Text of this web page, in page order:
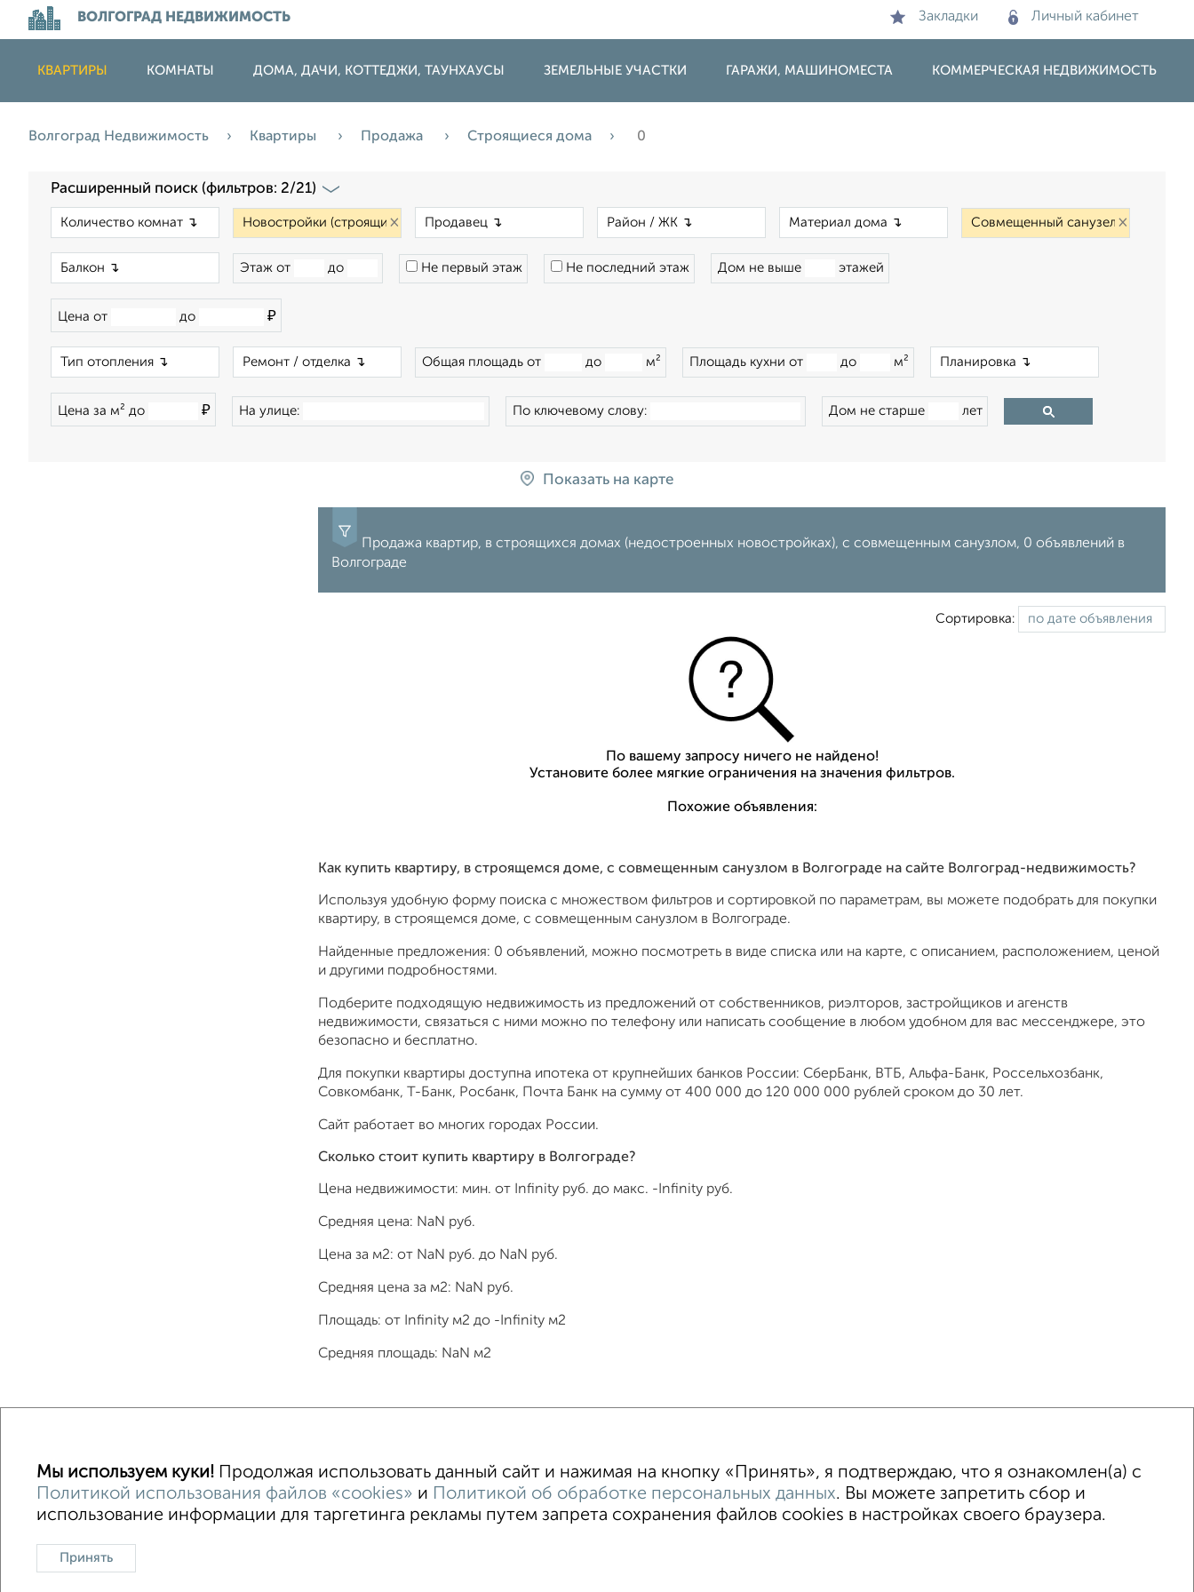
ВОЛГОГРАД НЕДВИЖИМОСТЬ Закладки Личный кабинет
КВАРТИРЫ КОМНАТЫ ДОМА, ДАЧИ, КОТТЕДЖИ, ТАУНХАУСЫ ЗЕМЕЛЬНЫЕ УЧАСТКИ ГАРАЖИ, МАШИНОМЕСТА КОММЕРЧЕСКАЯ НЕДВИЖИМОСТЬ
Волгоград Недвижимость Квартиры Продажа Строящиеся дома 0
Расширенный поиск (фильтров: 2/21)
× ×
Этаж от до Не первый этаж Не последний этаж Дом не выше этажей
Цена от до ₽
Общая площадь от до м² Площадь кухни от до м²
Цена за м² до ₽ На улице: По ключевому слову: Дом не старше лет
Показать на карте
Продажа квартир, в строящихся домах (недостроенных новостройках), с совмещенным санузлом, 0 объявлений в
Волгограде
Сортировка:
По вашему запросу ничего не найдено!
Установите более мягкие ограничения на значения фильтров.
Похожие объявления:
Как купить квартиру, в строящемся доме, с совмещенным санузлом в Волгограде на сайте Волгоград-недвижимость?
Используя удобную форму поиска с множеством фильтров и сортировкой по параметрам, вы можете подобрать для покупки
квартиру, в строящемся доме, с совмещенным санузлом в Волгограде.
Найденные предложения: 0 объявлений, можно посмотреть в виде списка или на карте, с описанием, расположением, ценой
и другими подробностями.
Подберите подходящую недвижимость из предложений от собственников, риэлторов, застройщиков и агенств
недвижимости, связаться с ними можно по телефону или написать сообщение в любом удобном для вас мессенджере, это
безопасно и бесплатно.
Для покупки квартиры доступна ипотека от крупнейших банков России: СберБанк, ВТБ, Альфа-Банк, Россельхозбанк,
Совкомбанк, Т-Банк, Росбанк, Почта Банк на сумму от 400 000 до 120 000 000 рублей сроком до 30 лет.
Сайт работает во многих городах России.
Сколько стоит купить квартиру в Волгограде?
Цена недвижимости: мин. от Infinity руб. до макс. -Infinity руб.
Средняя цена: NaN руб.
Цена за м2: от NaN руб. до NaN руб.
Средняя цена за м2: NaN руб.
Площадь: от Infinity м2 до -Infinity м2
Средняя площадь: NaN м2
В новостройке В строящемся доме В новом доме
Контакты Политика конфиденциальности Пользовательское соглашение Волгоград, улица Огарёва 15 © 2015–2026 Сайт-доска объявлений недвижимости
О проекте
Мы используем куки! Продолжая использовать данный сайт и нажимая на кнопку «Принять», я подтверждаю, что я ознакомлен(а) с
Политикой использования файлов «cookies» и Политикой об обработке персональных данных. Вы можете запретить сбор и
использование информации для таргетинга рекламы путем запрета сохранения файлов cookies в настройках своего браузера.
Принять